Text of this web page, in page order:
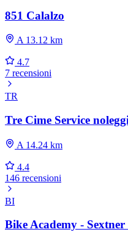
851 Calalzo
A 13.12 km
4.7
7 recensioni
TR
Tre Cime Service
A 14.24 km
4.4
146 recensioni
BI
Bike Academy -